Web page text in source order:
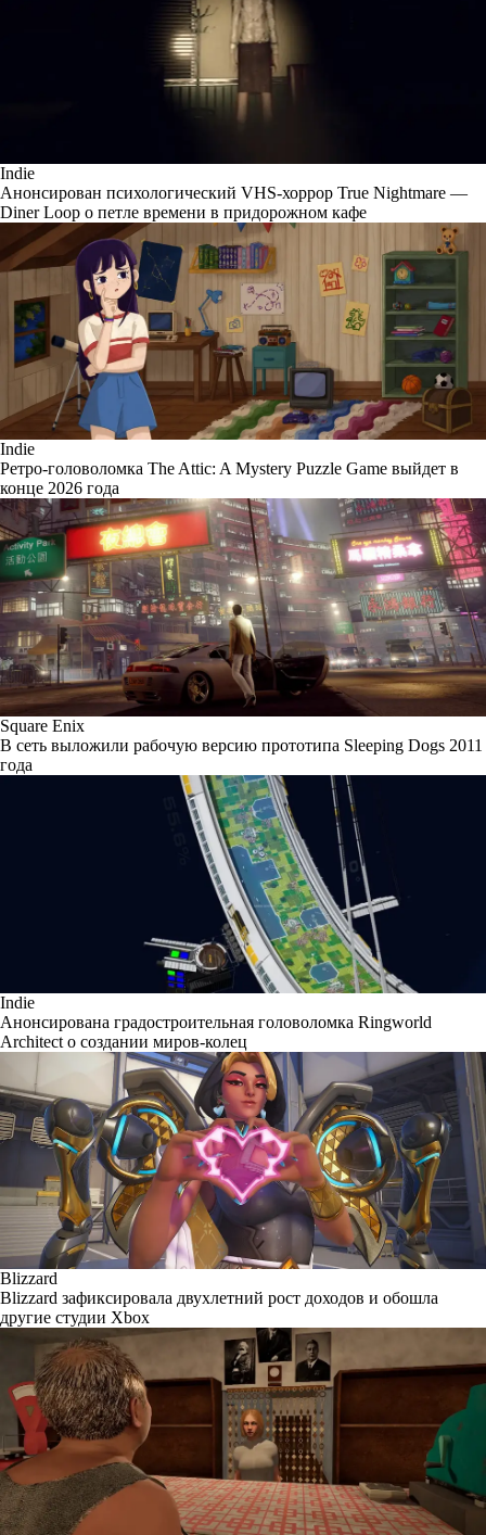
Indie
Анонсирован психологический VHS-хоррор True Nightmare —
Diner Loop о петле времени в придорожном кафе
Indie
Ретро-головоломка The Attic: A Mystery Puzzle Game выйдет в
конце 2026 года
Square Enix
В сеть выложили рабочую версию прототипа Sleeping Dogs 2011
года
Indie
Анонсирована градостроительная головоломка Ringworld
Architect о создании миров-колец
Blizzard
Blizzard зафиксировала двухлетний рост доходов и обошла
другие студии Xbox